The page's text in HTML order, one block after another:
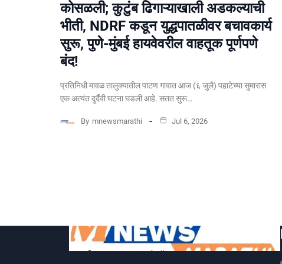
कोसळली; कुटुंब ढिगाऱ्याखाली अडकल्याची
भीती, NDRF कडून युद्धपातळीवर बचावकार्य
सुरू, पुणे-मुंबई हायवेवरील वाहतूक पूर्णपणे
बंद!
​प्रतिनिधी मावळ तालुक्यातील पाटण गावात आज (६ जुलै) पहाटेच्या सुमारास
एक अत्यंत दुर्दैवी घटना घडली आहे. सतत सुरू…
By mnewsmarathi Jul 6, 2026